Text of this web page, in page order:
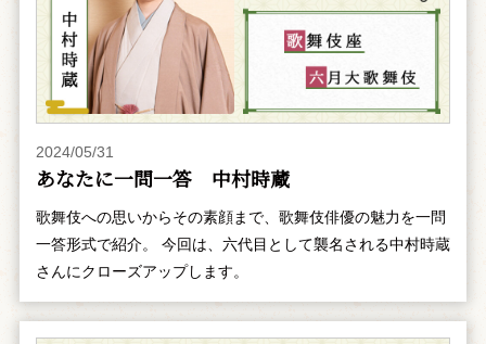
2024/05/31
あなたに一問一答 中村時蔵
歌舞伎への思いからその素顔まで、歌舞伎俳優の魅力を一問
一答形式で紹介。 今回は、六代目として襲名される中村時蔵
さんにクローズアップします。